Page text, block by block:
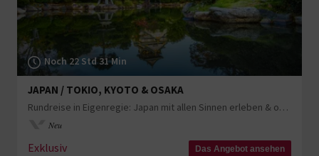
Noch 22 Std 31 Min
JAPAN / TOKIO, KYOTO & OSAKA
Rundreise in Eigenregie: Japan mit allen Sinnen erleben & optional Seoul
Neu
Exklusiv Das Angebot ansehen